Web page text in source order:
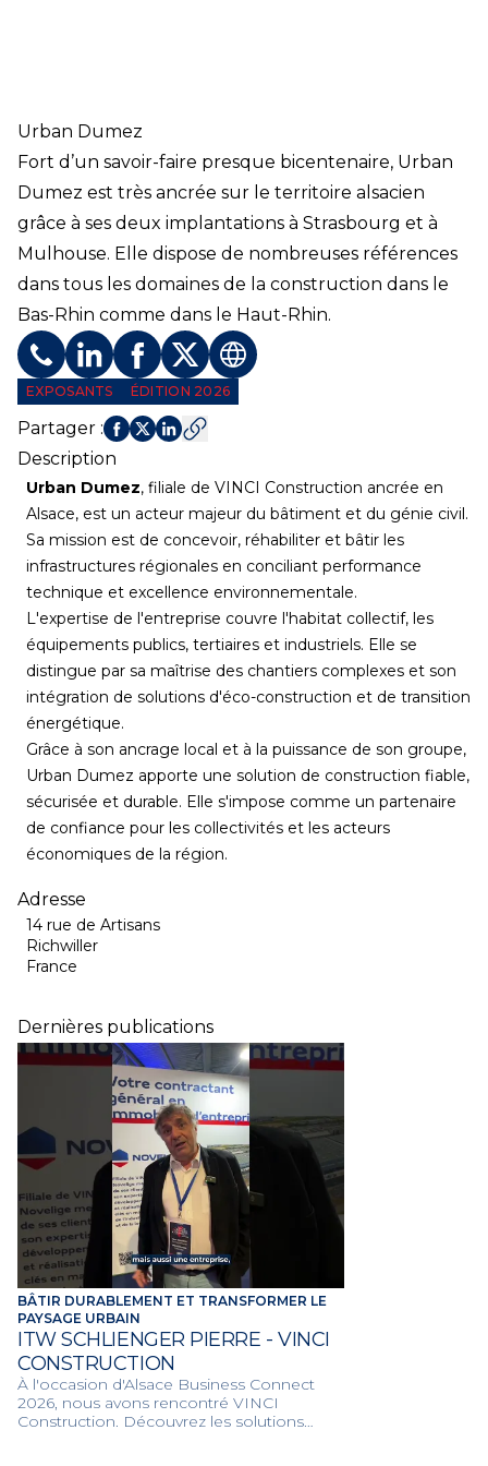
Urban Dumez
Fort d’un savoir-faire presque bicentenaire, Urban
Dumez est très ancrée sur le territoire alsacien
grâce à ses deux implantations à Strasbourg et à
Mulhouse. Elle dispose de nombreuses références
dans tous les domaines de la construction dans le
Bas-Rhin comme dans le Haut-Rhin.
TéléphoneProfil LinkedIn
Profil Facebook
Profil Twitter
Site web
EXPOSANTS ÉDITION 2026
Partager :
Description
Urban Dumez, filiale de VINCI Construction ancrée en
Alsace, est un acteur majeur du bâtiment et du génie civil.
Sa mission est de concevoir, réhabiliter et bâtir les
infrastructures régionales en conciliant performance
technique et excellence environnementale.
L'expertise de l'entreprise couvre l'habitat collectif, les
équipements publics, tertiaires et industriels. Elle se
distingue par sa maîtrise des chantiers complexes et son
intégration de solutions d'éco-construction et de transition
énergétique.
Grâce à son ancrage local et à la puissance de son groupe,
Urban Dumez apporte une solution de construction fiable,
sécurisée et durable. Elle s'impose comme un partenaire
de confiance pour les collectivités et les acteurs
économiques de la région.
Adresse
14 rue de Artisans
Richwiller
France
Dernières publications
BÂTIR DURABLEMENT ET TRANSFORMER LE
PAYSAGE URBAIN
ITW SCHLIENGER PIERRE - VINCI
CONSTRUCTION
À l'occasion d'Alsace Business Connect
2026, nous avons rencontré VINCI
Construction. Découvrez les solutions